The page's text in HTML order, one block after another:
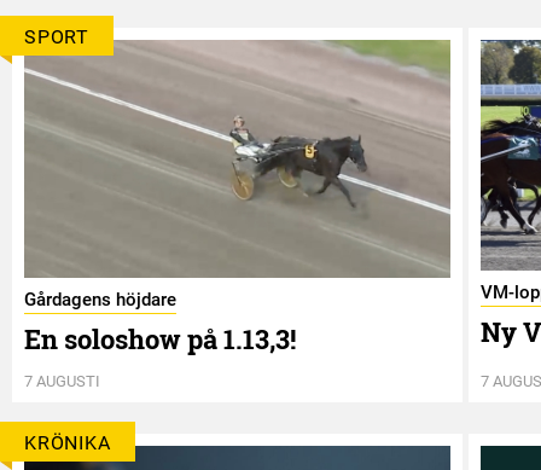
SPORT
Gårdagens höjdare
En soloshow på 1.13,3!
7 AUGUSTI
VM-
Ny
7
KRÖNIKA